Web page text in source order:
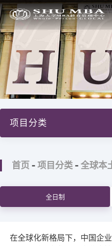
首页
新闻活动
项目分类
全球本土（GL）项目
全球中国（GC）项目
高级管理人员培训
首页 -项目分类 -全球本
全日制
在全球化新格局下，中国企